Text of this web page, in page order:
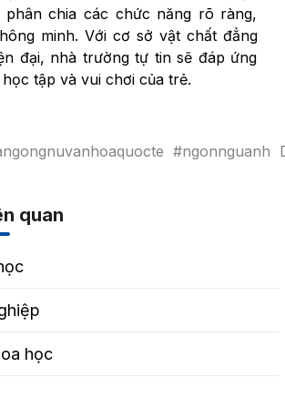
chia các chức năng rõ ràng,
minh. Với cơ sở vật chất đẳng
đại, nhà trường tự tin sẽ đáp ứng
tập và vui chơi của trẻ.
#ngonnguanh
quan
học